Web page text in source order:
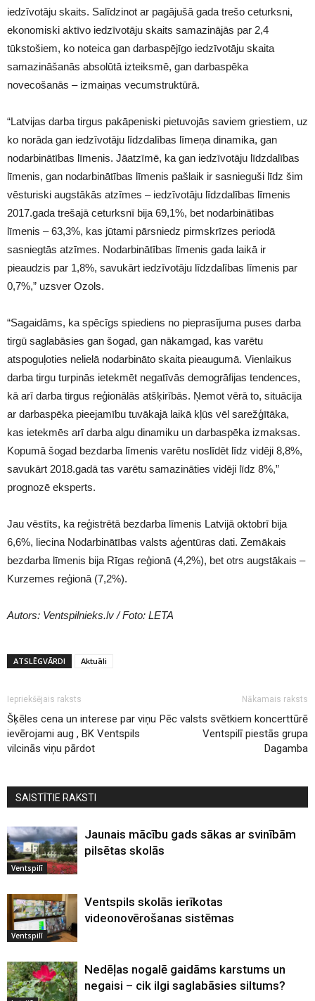
iedzīvotāju skaits. Salīdzinot ar pagājušā gada trešo ceturksni,
ekonomiski aktīvo iedzīvotāju skaits samazinājās par 2,4
tūkstošiem, ko noteica gan darbaspējīgo iedzīvotāju skaita
samazināšanās absolūtā izteiksmē, gan darbaspēka
novecošanās – izmaiņas vecumstruktūrā.
“Latvijas darba tirgus pakāpeniski pietuvojās saviem griestiem, uz
ko norāda gan iedzīvotāju līdzdalības līmeņa dinamika, gan
nodarbinātības līmenis. Jāatzīmē, ka gan iedzīvotāju līdzdalības
līmenis, gan nodarbinātības līmenis pašlaik ir sasnieguši līdz šim
vēsturiski augstākās atzīmes – iedzīvotāju līdzdalības līmenis
2017.gada trešajā ceturksnī bija 69,1%, bet nodarbinātības
līmenis – 63,3%, kas jūtami pārsniedz pirmskrīzes periodā
sasniegtās atzīmes. Nodarbinātības līmenis gada laikā ir
pieaudzis par 1,8%, savukārt iedzīvotāju līdzdalības līmenis par
0,7%,” uzsver Ozols.
“Sagaidāms, ka spēcīgs spiediens no pieprasījuma puses darba
tirgū saglabāsies gan šogad, gan nākamgad, kas varētu
atspoguļoties nelielā nodarbināto skaita pieaugumā. Vienlaikus
darba tirgu turpinās ietekmēt negatīvās demogrāfijas tendences,
kā arī darba tirgus reģionālās atšķirībās. Ņemot vērā to, situācija
ar darbaspēka pieejamību tuvākajā laikā kļūs vēl sarežģītāka,
kas ietekmēs arī darba algu dinamiku un darbaspēka izmaksas.
Kopumā šogad bezdarba līmenis varētu noslīdēt līdz vidēji 8,8%,
savukārt 2018.gadā tas varētu samazināties vidēji līdz 8%,”
prognozē eksperts.
Jau vēstīts, ka reģistrētā bezdarba līmenis Latvijā oktobrī bija
6,6%, liecina Nodarbinātības valsts aģentūras dati. Zemākais
bezdarba līmenis bija Rīgas reģionā (4,2%), bet otrs augstākais –
Kurzemes reģionā (7,2%).
Autors: Ventspilnieks.lv / Foto: LETA
ATSLĒGVĀRDI Aktuāli
Iepriekšējais raksts
Šķēles cena un interese par viņu
ievērojami aug , BK Ventspils
vilcinās viņu pārdot
Nākamais raksts
Pēc valsts svētkiem koncerttūrē
Ventspilī piestās grupa
Dagamba
SAISTĪTIE RAKSTI
Ventspilī
Jaunais mācību gads sākas ar svinībām
pilsētas skolās
Ventspilī
Ventspils skolās ierīkotas
videonovērošanas sistēmas
Nedēļas nogalē gaidāms karstums un
negaisi – cik ilgi saglabāsies siltums?